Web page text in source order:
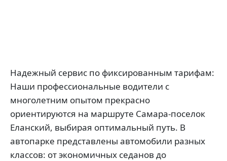
Надежный сервис по фиксированным тарифам:
Наши профессиональные водители с
многолетним опытом прекрасно
ориентируются на маршруте Самара-поселок
Еланский, выбирая оптимальный путь. В
автопарке представлены автомобили разных
классов: от экономичных седанов до